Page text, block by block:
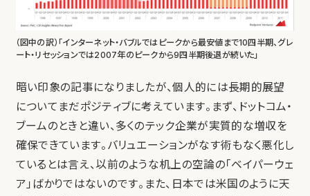
（図中の訳）「インターネット・バブルではピークから最安値まで10四半期、グレ
ート・リセッションでは2007年のピークから9四半期後退が続いた」
暗い印象の記事になりましたが、個人的には長期的展望
についてまだポジティブに考えています。まず、ドットコム・
ブームのときと違い、多くのテック企業が実質的な増収を
確保できています。バリュエーションがなす術もなく悪化し
ているとは言え、以前のような机上の空論の「ベイパーウェ
ア」ばかりではないのです。また、日本では米国のように天